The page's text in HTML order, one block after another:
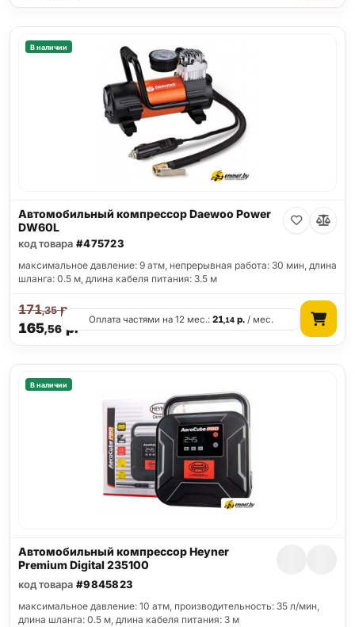
В наличии
Автомобильный компрессор Daewoo Power
DW60L
код товара #475723
максимальное давление: 9 атм, непрерывная работа: 30 мин, длина
шланга: 0.5 м, длина кабеля питания: 3.5 м
165,56р.
171,35р.
Оплата частями на 12 мес.:21,14 р. / мес.
В наличии
Автомобильный компрессор Heyner
Premium Digital 235100
код товара #9845823
максимальное давление: 10 атм, производительность: 35 л/мин,
длина шланга: 0.5 м, длина кабеля питания: 3 м